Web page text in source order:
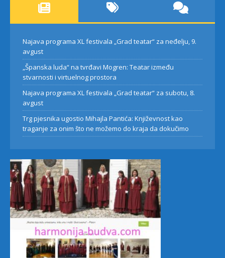
Najava programa XL festivala „Grad teatar“ za neđelju, 9.
avgust
„Španska luda“ na tvrđavi Mogren: Teatar između
stvarnosti i virtuelnog prostora
Najava programa XL festivala „Grad teatar“ za subotu, 8.
avgust
Trg pjesnika ugostio Mihajla Pantića: Književnost kao
traganje za onim što ne možemo do kraja da dokučimo